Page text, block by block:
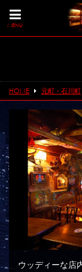
MENU
HOME 元町・石川町
ウッディーな店